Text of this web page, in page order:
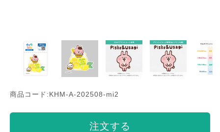
商品コード:KHM-A-202508-mi2
注文する